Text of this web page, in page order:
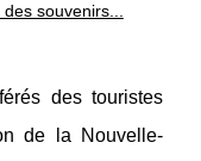
souvenirs...
des touristes
de la Nouvelle-